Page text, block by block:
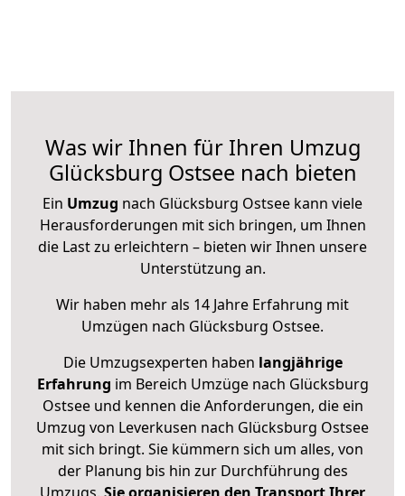
Was wir Ihnen für Ihren Umzug
Glücksburg Ostsee nach bieten
Ein Umzug nach Glücksburg Ostsee kann viele
Herausforderungen mit sich bringen, um Ihnen
die Last zu erleichtern – bieten wir Ihnen unsere
Unterstützung an.
Wir haben mehr als 14 Jahre Erfahrung mit
Umzügen nach Glücksburg Ostsee.
Die Umzugsexperten haben langjährige
Erfahrung im Bereich Umzüge nach Glücksburg
Ostsee und kennen die Anforderungen, die ein
Umzug von Leverkusen nach Glücksburg Ostsee
mit sich bringt. Sie kümmern sich um alles, von
der Planung bis hin zur Durchführung des